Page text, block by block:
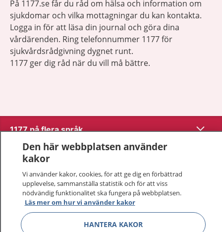
På 1177.se får du råd om hälsa och information om
sjukdomar och vilka mottagningar du kan kontakta.
Logga in för att läsa din journal och göra dina
vårdärenden. Ring telefonnummer 1177 för
sjukvårdsrådgivning dygnet runt.
1177 ger dig råd när du vill må bättre.
1177 på flera språk Visa
Om 1177
Kontakt
Behandling av personuppgifter
Den här webbplatsen använder
kakor
Vi använder kakor, cookies, för att ge dig en förbättrad
upplevelse, sammanställa statistik och för att viss
nödvändig funktionalitet ska fungera på webbplatsen.
Läs mer om hur vi använder kakor
HANTERA KAKOR